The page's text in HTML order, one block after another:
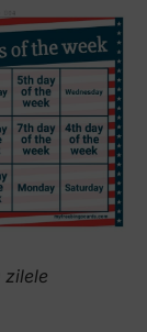
zilele